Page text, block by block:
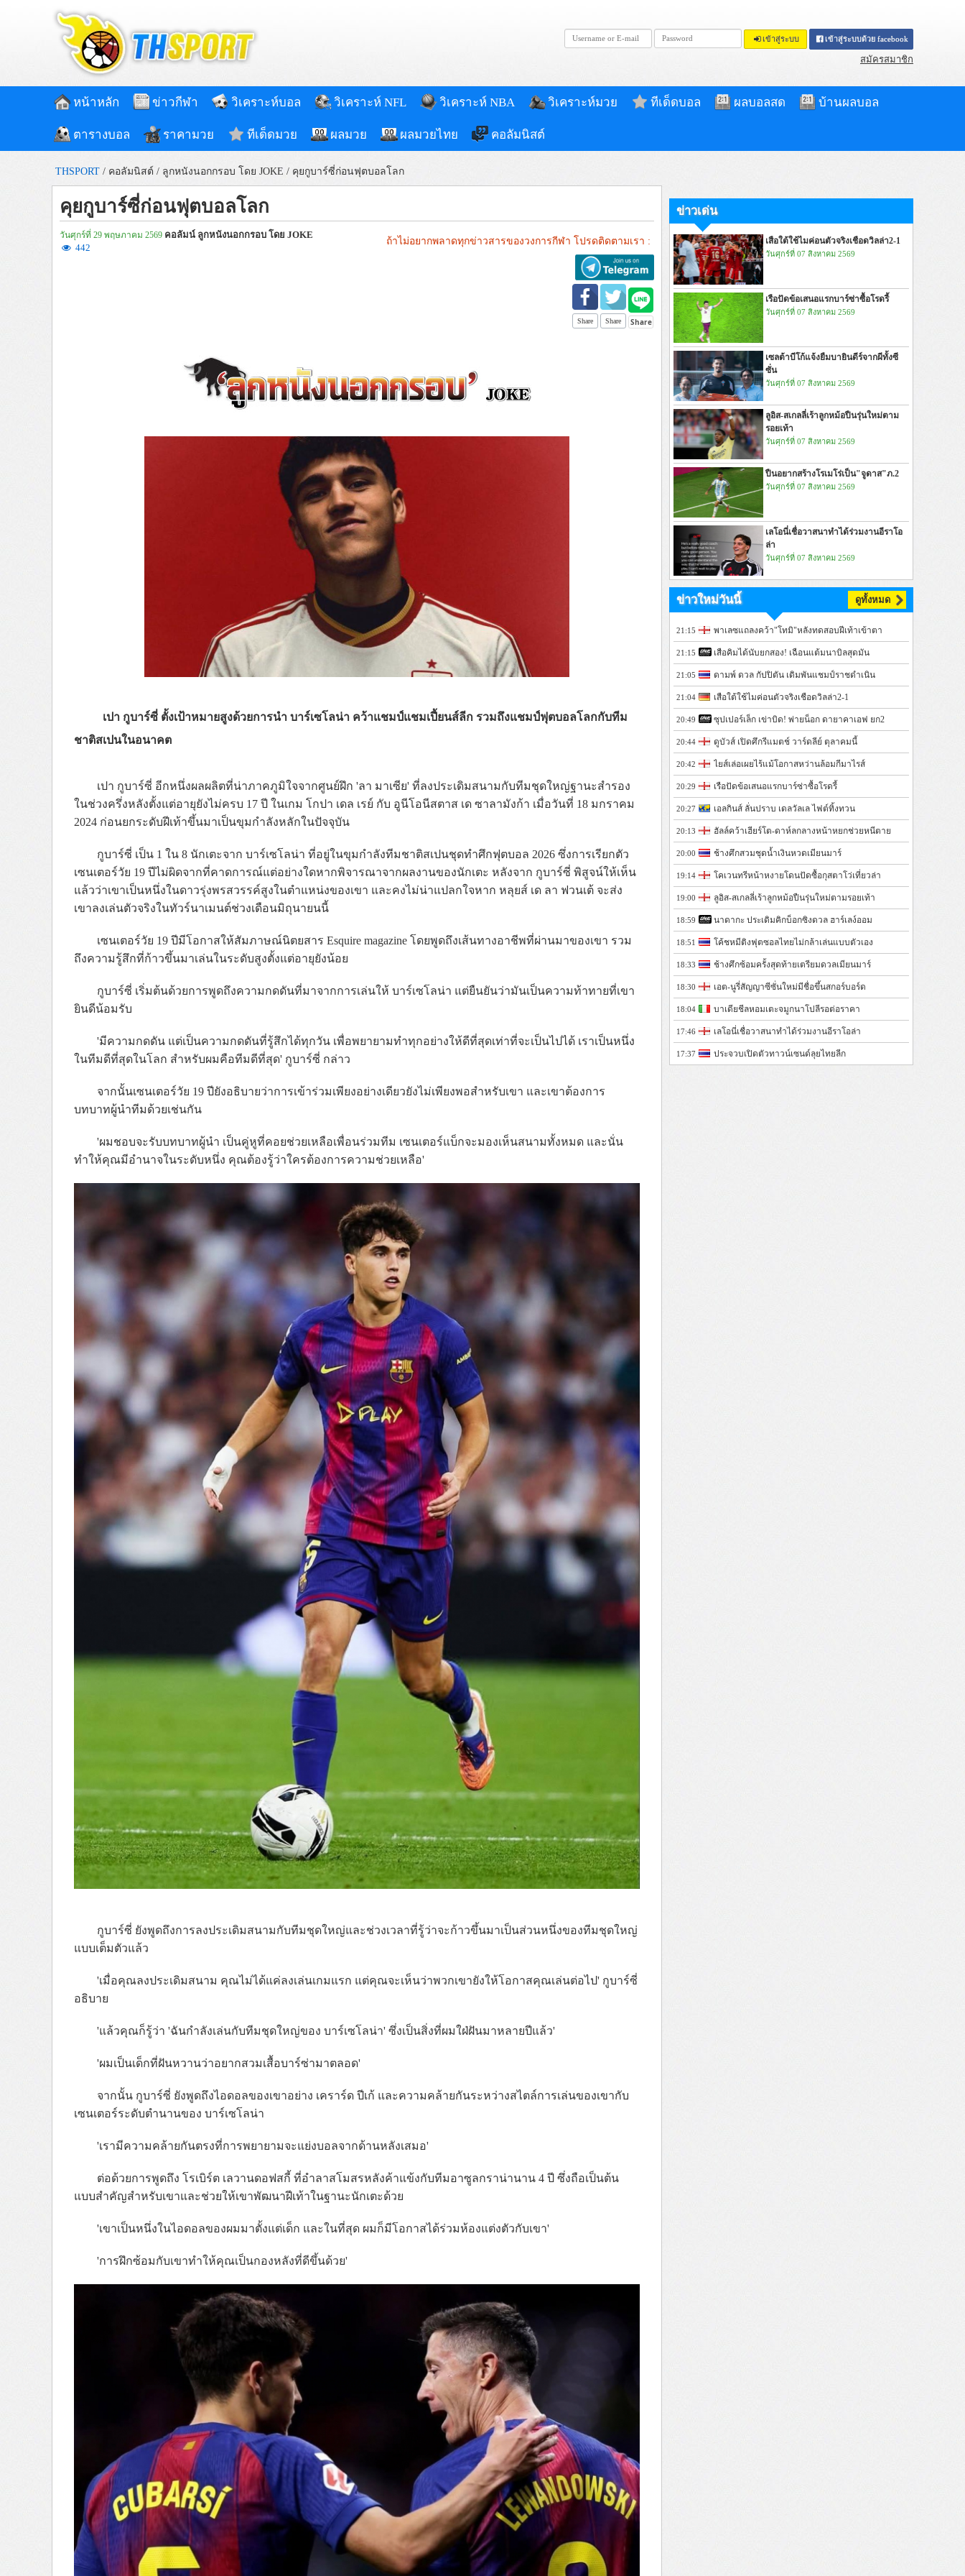
เข้าสู่ระบบ เข้าสู่ระบบด้วย facebook
สมัครสมาชิก
หน้าหลัก ข่าวกีฬา วิเคราะห์บอล วิเคราะห์ NFL วิเคราะห์ NBA วิเคราะห์มวย ทีเด็ดบอล ผลบอลสด บ้านผลบอล
ตารางบอล ราคามวย ทีเด็ดมวย ผลมวย ผลมวยไทย คอลัมนิสต์
THSPORT / คอลัมนิสต์ / ลูกหนังนอกกรอบ โดย JOKE / คุยกูบาร์ซี่ก่อนฟุตบอลโลก
คุยกูบาร์ซี่ก่อนฟุตบอลโลก
วันศุกร์ที่ 29 พฤษภาคม 2569 คอลัมน์ ลูกหนังนอกกรอบ โดย JOKE
442
ถ้าไม่อยากพลาดทุกข่าวสารของวงการกีฬา โปรดติดตามเรา :
Share Share
เปา กูบาร์ซี่ ตั้งเป้าหมายสูงด้วยการนำ บาร์เซโลน่า คว้าแชมป์แชมเปี้ยนส์ลีก รวมถึงแชมป์ฟุตบอลโลกกับทีม
ชาติสเปนในอนาคต
เปา กูบาร์ซี่ อีกหนึ่งผลผลิตที่น่าภาคภูมิใจจากศูนย์ฝึก 'ลา มาเซีย' ที่ลงประเดิมสนามกับทีมชุดใหญ่ฐานะสำรอง
ในช่วงครึ่งหลังตั้งแต่อายุยังไม่ครบ 17 ปี ในเกม โกปา เดล เรย์ กับ อูนีโอนีสตาส เด ซาลามังก้า เมื่อวันที่ 18 มกราคม
2024 ก่อนยกระดับฝีเท้าขึ้นมาเป็นขุมกำลังหลักในปัจจุบัน
กูบาร์ซี่ เป็น 1 ใน 8 นักเตะจาก บาร์เซโลน่า ที่อยู่ในขุมกำลังทีมชาติสเปนชุดทำศึกฟุตบอล 2026 ซึ่งการเรียกตัว
เซนเตอร์วัย 19 ปีไม่ผิดจากที่คาดการณ์แต่อย่างใดหากพิจารณาจากผลงานของนักเตะ หลังจาก กูบาร์ซี่ พิสูจน์ให้เห็น
แล้วว่าเขาเป็นหนึ่งในดาวรุ่งพรสวรรค์สูงในตำแหน่งของเขา และคงไม่น่าแปลกใจหาก หลุยส์ เด ลา ฟวนเต้ จะส่ง
เขาลงเล่นตัวจริงในทัวร์นาเมนต์ช่วงเดือนมิถุนายนนี้
เซนเตอร์วัย 19 ปีมีโอกาสให้สัมภาษณ์นิตยสาร Esquire magazine โดยพูดถึงเส้นทางอาชีพที่ผ่านมาของเขา รวม
ถึงความรู้สึกที่ก้าวขึ้นมาเล่นในระดับสูงตั้งแต่อายุยังน้อย
กูบาร์ซี่ เริ่มต้นด้วยการพูดถึงความกดดันที่มาจากการเล่นให้ บาร์เซโลน่า แต่ยืนยันว่ามันเป็นความท้าทายที่เขา
ยินดีน้อมรับ
'มีความกดดัน แต่เป็นความกดดันที่รู้สึกได้ทุกวัน เพื่อพยายามทำทุกอย่างให้ดีที่สุดเท่าที่จะเป็นไปได้ เราเป็นหนึ่ง
ในทีมดีที่สุดในโลก สำหรับผมคือทีมดีที่สุด' กูบาร์ซี่ กล่าว
จากนั้นเซนเตอร์วัย 19 ปียังอธิบายว่าการเข้าร่วมเพียงอย่างเดียวยังไม่เพียงพอสำหรับเขา และเขาต้องการ
บทบาทผู้นำทีมด้วยเช่นกัน
'ผมชอบจะรับบทบาทผู้นำ เป็นคู่หูที่คอยช่วยเหลือเพื่อนร่วมทีม เซนเตอร์แบ็กจะมองเห็นสนามทั้งหมด และนั่น
ทำให้คุณมีอำนาจในระดับหนึ่ง คุณต้องรู้ว่าใครต้องการความช่วยเหลือ'
กูบาร์ซี่ ยังพูดถึงการลงประเดิมสนามกับทีมชุดใหญ่และช่วงเวลาที่รู้ว่าจะก้าวขึ้นมาเป็นส่วนหนึ่งของทีมชุดใหญ่
แบบเต็มตัวแล้ว
'เมื่อคุณลงประเดิมสนาม คุณไม่ได้แค่ลงเล่นเกมแรก แต่คุณจะเห็นว่าพวกเขายังให้โอกาสคุณเล่นต่อไป' กูบาร์ซี่
อธิบาย
'แล้วคุณก็รู้ว่า 'ฉันกำลังเล่นกับทีมชุดใหญ่ของ บาร์เซโลน่า' ซึ่งเป็นสิ่งที่ผมใฝ่ฝันมาหลายปีแล้ว'
'ผมเป็นเด็กที่ฝันหวานว่าอยากสวมเสื้อบาร์ซ่ามาตลอด'
จากนั้น กูบาร์ซี่ ยังพูดถึงไอดอลของเขาอย่าง เคราร์ด ปีเก้ และความคล้ายกันระหว่างสไตล์การเล่นของเขากับ
เซนเตอร์ระดับตำนานของ บาร์เซโลน่า
'เรามีความคล้ายกันตรงที่การพยายามจะแย่งบอลจากด้านหลังเสมอ'
ต่อด้วยการพูดถึง โรเบิร์ต เลวานดอฟสกี้ ที่อำลาสโมสรหลังค้าแข้งกับทีมอาซูลกราน่านาน 4 ปี ซึ่งถือเป็นต้น
แบบสำคัญสำหรับเขาและช่วยให้เขาพัฒนาฝีเท้าในฐานะนักเตะด้วย
'เขาเป็นหนึ่งในไอดอลของผมมาตั้งแต่เด็ก และในที่สุด ผมก็มีโอกาสได้ร่วมห้องแต่งตัวกับเขา'
'การฝึกซ้อมกับเขาทำให้คุณเป็นกองหลังที่ดีขึ้นด้วย'
ข่าวเด่น
เสือใต้ใช้ไมค่อนตัวจริงเชือดวิลล่า2-1
วันศุกร์ที่ 07 สิงหาคม 2569
เรือปัดข้อเสนอแรกบาร์ซ่าซื้อโรดรี้
วันศุกร์ที่ 07 สิงหาคม 2569
เซลต้าบีโก้แจ้งยืมบายินดีร์จากผีทั้งซี
ซั่น
วันศุกร์ที่ 07 สิงหาคม 2569
ลูอิส-สเกลลี่เร้าลูกหม้อปืนรุ่นใหม่ตาม
รอยเท้า
วันศุกร์ที่ 07 สิงหาคม 2569
ปืนอยากสร้างโรเมโร่เป็น"จูดาส"ภ.2
วันศุกร์ที่ 07 สิงหาคม 2569
เลโอนี่เชื่อวาสนาทำได้ร่วมงานอีราโอ
ล่า
วันศุกร์ที่ 07 สิงหาคม 2569
ข่าวใหม่วันนี้ ดูทั้งหมด
21:15 พาเลซแถลงคว้า"โทมิ"หลังทดสอบฝีเท้าเข้าตา
21:15 เสือคิมได้นับยกสอง! เฉือนแต้มนาบิลสุดมัน
21:05 ดามพ์ ดวล กัปปิตัน เดิมพันแชมป์ราชดำเนิน
21:04 เสือใต้ใช้ไมค่อนตัวจริงเชือดวิลล่า2-1
20:49 ซุปเปอร์เล็ก เข่าบิด! พ่ายน็อก ดายาคาเอฟ ยก2
20:44 ดูบัวส์ เปิดศึกรีแมตช์ วาร์ดลีย์ ตุลาคมนี้
20:42 ไยส์เล่อเผยไร้แม้โอกาสหว่านล้อมกีมาไรส์
20:29 เรือปัดข้อเสนอแรกบาร์ซ่าซื้อโรดรี้
20:27 เอลกินส์ ลั่นปราบ เดลวัลเล ไฟต์ทิ้งทวน
20:13 ฮัลล์คว้าเฮียร์โต-ดาห์ลกลางหน้าหยกช่วยหนีตาย
20:00 ช้างศึกสวมชุดน้ำเงินหวดเมียนมาร์
19:14 โคเวนทรีหน้าหงายโดนปัดซื้อกุสตาโว่เที่ยวล่า
19:00 ลูอิส-สเกลลี่เร้าลูกหม้อปืนรุ่นใหม่ตามรอยเท้า
18:59 นาดากะ ประเดิมคิกบ็อกซิงดวล ฮาร์เลง์ออม
18:51 โค้ชหมีติงฟุตซอลไทยไม่กล้าเล่นแบบตัวเอง
18:33 ช้างศึกซ้อมครั้งสุดท้ายเตรียมดวลเมียนมาร์
18:30 เอต-นูรี่สัญญาซีซั่นใหม่มีชื่อขึ้นสกอร์บอร์ด
18:04 บาเดียชีลหอมเตะจมูกนาโปลีรอต่อราคา
17:46 เลโอนี่เชื่อวาสนาทำได้ร่วมงานอีราโอล่า
17:37 ประจวบเปิดตัวทาวน์เซนด์ลุยไทยลีก